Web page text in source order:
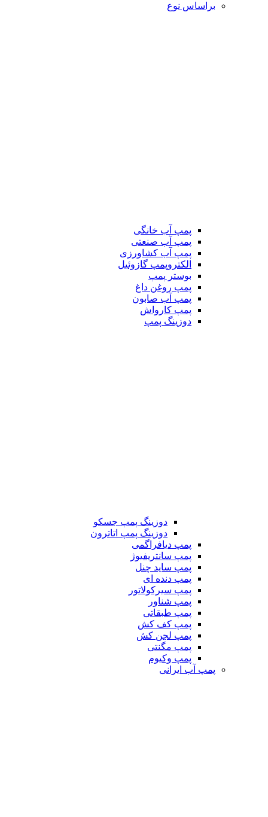
براساس نوع
پمپ آب خانگی
پمپ آب صنعتی
پمپ آب کشاورزی
الکتروپمپ گازوئیل
بوستر پمپ
پمپ روغن داغ
پمپ آب صابون
پمپ کارواش
دوزینگ پمپ
دوزینگ پمپ جسکو
دوزینگ پمپ اتاترون
پمپ دیافراگمی
پمپ سانتریفیوژ
پمپ ساید چنل
پمپ دنده ای
پمپ سیرکولاتور
پمپ شناور
پمپ طبقاتی
پمپ کف کش
پمپ لجن کش
پمپ مگنتی
پمپ وکیوم
پمپ آب ایرانی